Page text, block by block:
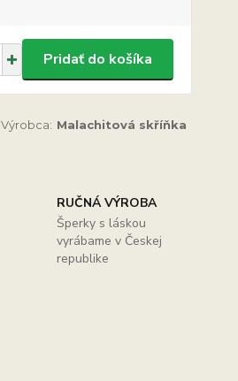
Pridať do košíka
Výrobca: Malachitová skříňka
RUČNÁ VÝROBA
Šperky s láskou
vyrábame v Českej
republike